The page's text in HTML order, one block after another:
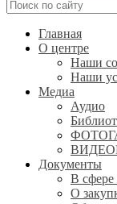
Главная
О центре
Наши
Наши
Медиа
Аудио
Документы
В сфере
О